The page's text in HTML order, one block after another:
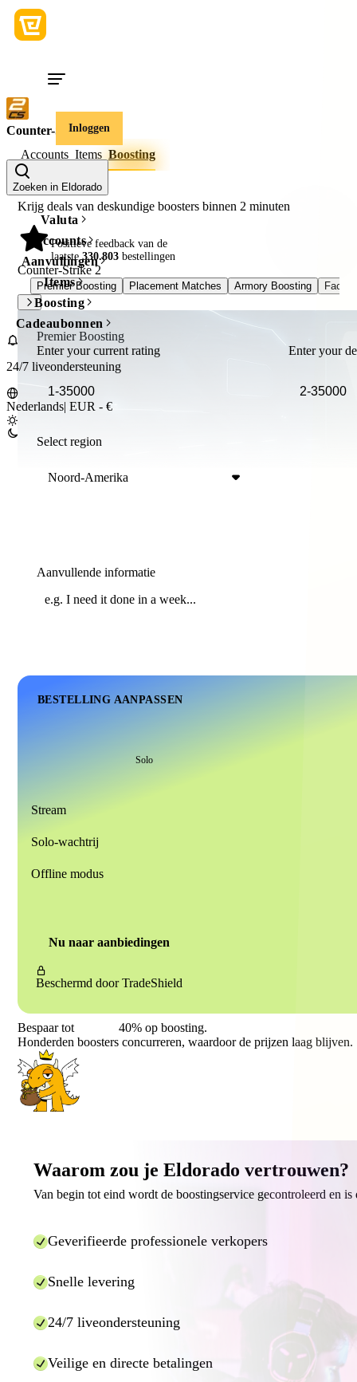
Inloggen
Zoeken in Eldorado
Valuta
Accounts
Aanvullingen
Items
Boosting
Cadeaubonnen
24/7 liveondersteuning
Nederlands| EUR - €
Counter-Strike 2
Accounts Items Boosting
Krijg deals van deskundige boosters binnen 2 minuten
Positieve feedback van de
laatste330.803 bestellingen
Counter-Strike 2
Premier Boosting Placement Matches Armory Boosting Faceit
Premier Boosting
Enter your current rating
Enter your
Select region
Noord-Amerika
Aanvullende informatie
BESTELLING AANPASSEN
Solo
Stream
Solo-wachtrij
Offline modus
Nu naar aanbiedingen
Beschermd doorTradeShield
Bespaar tot 40% op boosting.
Honderden boosters concurreren, waardoor de prijzen laag blijven.
Waarom zou je Eldorado vertrouwen?
Van begin tot eind wordt de boostingservice gecontroleerd en is
Geverifieerde professionele verkopers
Snelle levering
24/7 liveondersteuning
Veilige en directe betalingen